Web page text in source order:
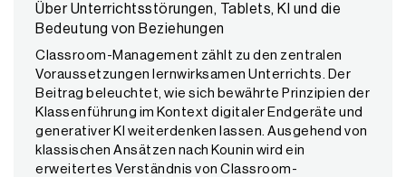
Über Unterrichtsstörungen, Tablets, KI und die
Bedeutung von Beziehungen
Classroom-Management zählt zu den zentralen
Voraussetzungen lernwirksamen Unterrichts. Der
Beitrag beleuchtet, wie sich bewährte Prinzipien der
Klassenführung im Kontext digitaler Endgeräte und
generativer KI weiterdenken lassen. Ausgehend von
klassischen Ansätzen nach Kounin wird ein
erweitertes Verständnis von Classroom-